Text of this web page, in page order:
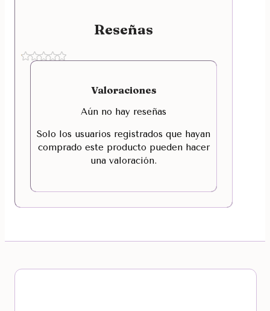
Reseñas
Valoraciones
Aún no hay reseñas
Solo los usuarios registrados que hayan
comprado este producto pueden hacer
una valoración.